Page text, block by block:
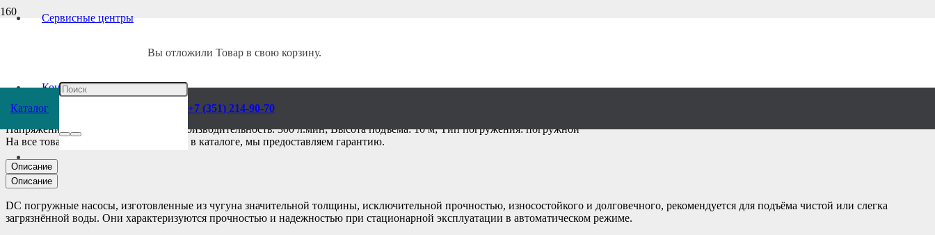
Сервисные центры
Контакты
Вы отложили Товар в свою корзину.
Каталог +7 (351) 214-90-70
Главная /Каталог/Насосы/Pedrollo
Насос электрический Pedrollo Dc 20
Напряжение: 20 В; Модель: Dc 20; Производительность: 300 л.мин; Высота подъема: 10 м; Тип погружения: погружной
На все товары, которые представлены в каталоге, мы предоставляем гарантию.
Описание
Описание
DC погружные насосы, изготовленные из чугуна значительной толщины, исключительной прочностью, износостойкого и долговечного, рекомендуется для подъёма чистой или слегка
загрязнённой воды. Они характеризуются прочностью и надежностью при стационарной эксплуатации в автоматическом режиме.